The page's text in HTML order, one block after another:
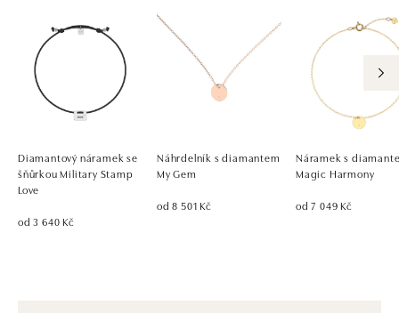
Diamantový náramek se
šňůrkou Military Stamp
Love
od 3 640 Kč
Náhrdelník s diamantem
My Gem
od 8 501 Kč
Náramek s
Magic Harmony
od 7 049 Kč